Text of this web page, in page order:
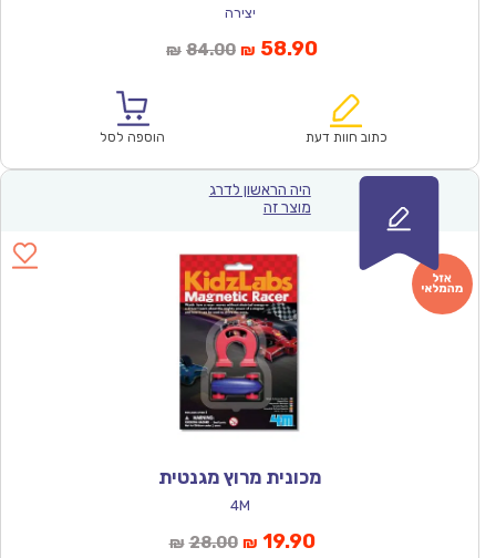
יצירה
₪ 84.00המחיר
₪84.00.
₪ 58.90המחיר
הוא:
כתוב חוות דעת הוספה לסל
היה הראשון לדרג
מוצר זה
מכונית מרוץ מגנטית
4M
₪ 28.00המחיר
₪ 19.90המחיר